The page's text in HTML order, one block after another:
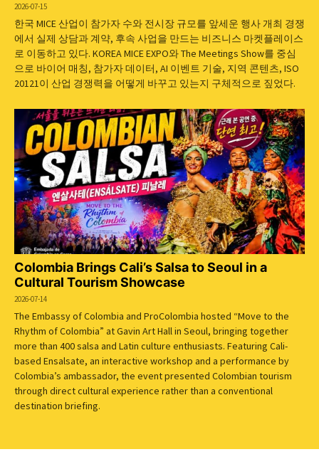
2026-07-15
한국 MICE 산업이 참가자 수와 전시장 규모를 앞세운 행사 개최 경쟁
에서 실제 상담과 계약, 후속 사업을 만드는 비즈니스 마켓플레이스
로 이동하고 있다. KOREA MICE EXPO와 The Meetings Show를 중심
으로 바이어 매칭, 참가자 데이터, AI 이벤트 기술, 지역 콘텐츠, ISO
20121이 산업 경쟁력을 어떻게 바꾸고 있는지 구체적으로 짚었다.
Colombia Brings Cali’s Salsa to Seoul in a
Cultural Tourism Showcase
2026-07-14
The Embassy of Colombia and ProColombia hosted “Move to the
Rhythm of Colombia” at Gavin Art Hall in Seoul, bringing together
more than 400 salsa and Latin culture enthusiasts. Featuring Cali-
based Ensalsate, an interactive workshop and a performance by
Colombia’s ambassador, the event presented Colombian tourism
through direct cultural experience rather than a conventional
destination briefing.